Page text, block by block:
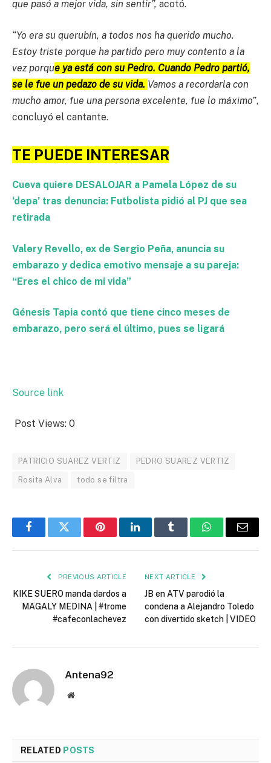
que pasó a mejor vida, sin sentir”, acotó.
“Yo era su querubín, a todos nos ha querido mucho.
Estoy triste porque ha partido pero muy contento a la
vez porque ya está con su Pedro. Cuando Pedro partió,
se le fue un pedazo de su vida. Vamos a recordarla con
mucho amor, fue una persona excelente, fue lo máximo”,
concluyó el cantante.
TE PUEDE INTERESAR
Cueva quiere DESALOJAR a Pamela López de su
‘depa’ tras denuncia: Futbolista pidió al PJ que sea
retirada
Valery Revello, ex de Sergio Peña, anuncia su
embarazo y dedica emotivo mensaje a su pareja:
“Eres el chico de mi vida”
Génesis Tapia contó que tiene cinco meses de
embarazo, pero será el último, pues se ligará
Source link
Post Views: 0
PATRICIO SUAREZ VERTIZ PEDRO SUAREZ VERTIZ
Rosita Alva todo se filtra
FacebookTwitter PinterestLinkedInTumblr WhatsAppEmail
PREVIOUS ARTICLE
KIKE SUERO manda dardos a
MAGALY MEDINA | #trome
#cafeconlachevez
NEXT ARTICLE
JB en ATV parodió la
condena a Alejandro Toledo
con divertido sketch | VIDEO
Antena92
Website
RELATED POSTS